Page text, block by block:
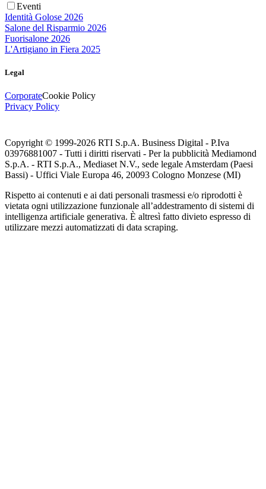
Eventi
Identità Golose 2026
Salone del Risparmio 2026
Fuorisalone 2026
L'Artigiano in Fiera 2025
Legal
CorporateCookie Policy
Privacy Policy
Copyright © 1999-2026 RTI S.p.A. Business Digital - P.Iva
03976881007 - Tutti i diritti riservati - Per la pubblicità Mediamond
S.p.A. - RTI S.p.A., Mediaset N.V., sede legale Amsterdam (Paesi
Bassi) - Uffici Viale Europa 46, 20093 Cologno Monzese (MI)
Rispetto ai contenuti e ai dati personali trasmessi e/o riprodotti è
vietata ogni utilizzazione funzionale all’addestramento di sistemi di
intelligenza artificiale generativa. È altresì fatto divieto espresso di
utilizzare mezzi automatizzati di data scraping.